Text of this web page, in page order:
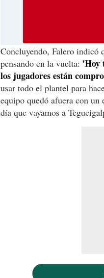
Concluyendo, Falero indicó
pensando en la vuelta: 'Hoy
los jugadores están
usar todo el plantel para
equipo quedó afuera con
día que vayamos a